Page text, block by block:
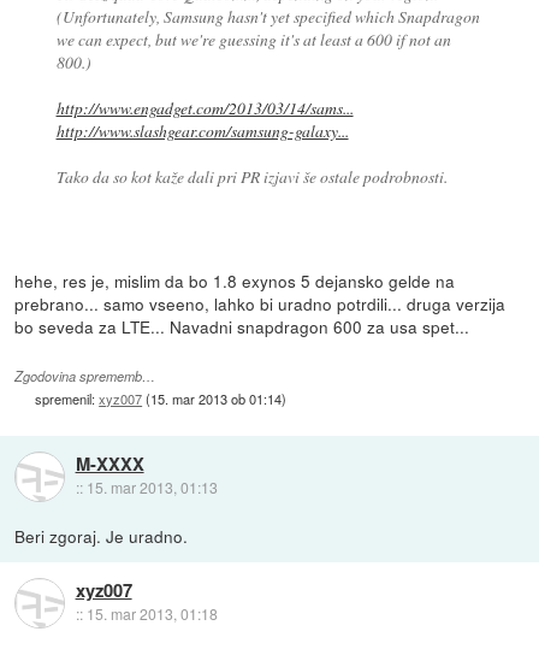
(Unfortunately, Samsung hasn't yet specified which Snapdragon
we can expect, but we're guessing it's at least a 600 if not an
800.)
http://www.engadget.com/2013/03/14/sams...
http://www.slashgear.com/samsung-galaxy...
Tako da so kot kaže dali pri PR izjavi še ostale podrobnosti.
hehe, res je, mislim da bo 1.8 exynos 5 dejansko gelde na
prebrano... samo vseeno, lahko bi uradno potrdili... druga verzija
bo seveda za LTE... Navadni snapdragon 600 za usa spet...
Zgodovina sprememb…
spremenil:xyz007(15. mar 2013 ob 01:14)
M-XXXX
:: 15. mar 2013, 01:13
Beri zgoraj. Je uradno.
xyz007
:: 15. mar 2013, 01:18